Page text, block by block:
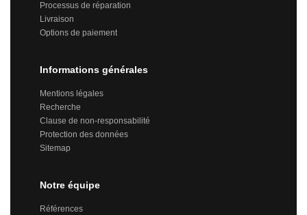
Processus de réparation
Livraison
Options de paiement
Informations générales
Mentions légales
Recherche
Clause de non-responsabilité
Protection des données
Sitemap
Notre équipe
Références